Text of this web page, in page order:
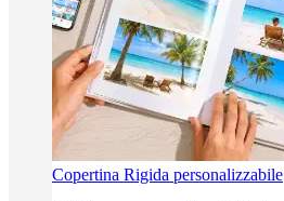
Copertina Rigida personalizzabile